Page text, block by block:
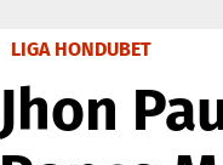
LIGA HONDUBET
Jhon